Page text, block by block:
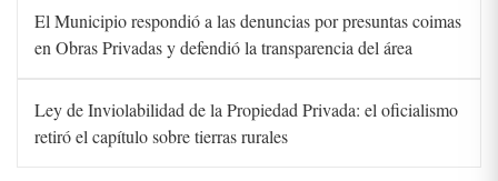
El Municipio respondió a las denuncias por presuntas coimas
en Obras Privadas y defendió la transparencia del área
Ley de Inviolabilidad de la Propiedad Privada: el oficialismo
retiró el capítulo sobre tierras rurales